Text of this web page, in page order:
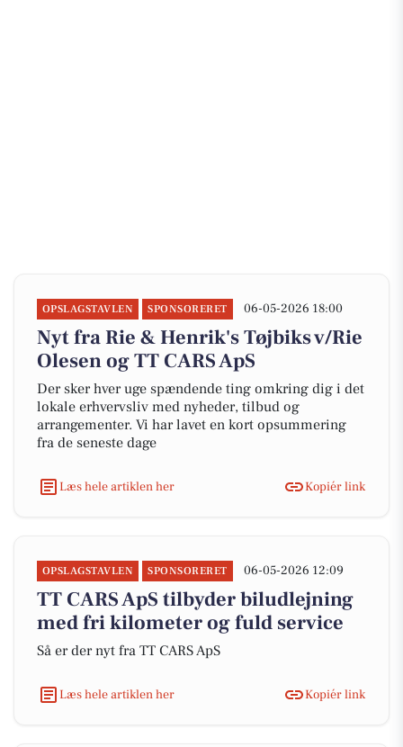
OPSLAGSTAVLEN SPONSORERET 06-05-2026 18:00
Nyt fra Rie & Henrik's Tøjbiks v/Rie
Olesen og TT CARS ApS
Der sker hver uge spændende ting omkring dig i det
lokale erhvervsliv med nyheder, tilbud og
arrangementer. Vi har lavet en kort opsummering
fra de seneste dage
Læs hele artiklen her Kopiér link
OPSLAGSTAVLEN SPONSORERET 06-05-2026 12:09
TT CARS ApS tilbyder biludlejning
med fri kilometer og fuld service
Så er der nyt fra TT CARS ApS
Læs hele artiklen her Kopiér link